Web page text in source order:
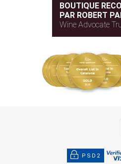
BOUTIQUE
PAR ROBERT
Wine Advocate
PSD2